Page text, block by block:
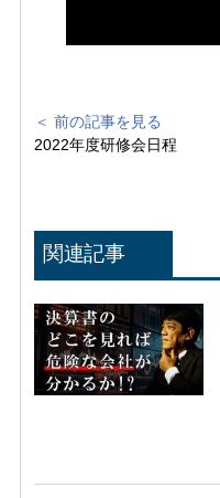
＜ 前の記事を見る
2022年度研修会日程
関連記事